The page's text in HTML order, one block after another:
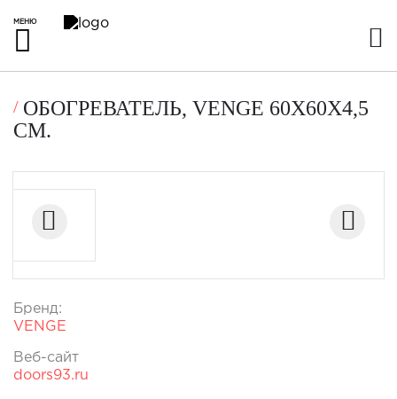
МЕНЮ
ОБОГРЕВАТЕЛЬ, VENGE 60Х60Х4,5
СМ.
Бренд:
VENGE
Веб-сайт
doors93.ru